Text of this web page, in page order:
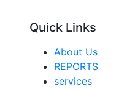
Quick Links
About Us
REPORTS
services